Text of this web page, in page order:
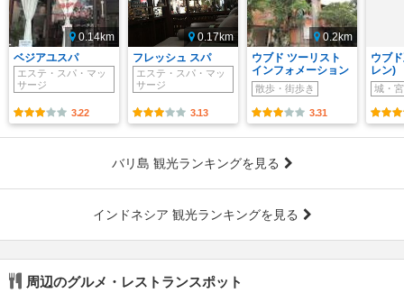
0.14km
ベジアユスパ
エステ・スパ・マッ
サージ
3.22
0.17km
フレッシュ スパ
エステ・スパ・マッ
サージ
3.13
0.2km
ウブド ツーリスト
インフォメーション
散歩・街歩き
3.31
ウブ
レン)
城・
バリ島 観光ランキングを見る
インドネシア 観光ランキングを見る
周辺のグルメ・レストランスポット